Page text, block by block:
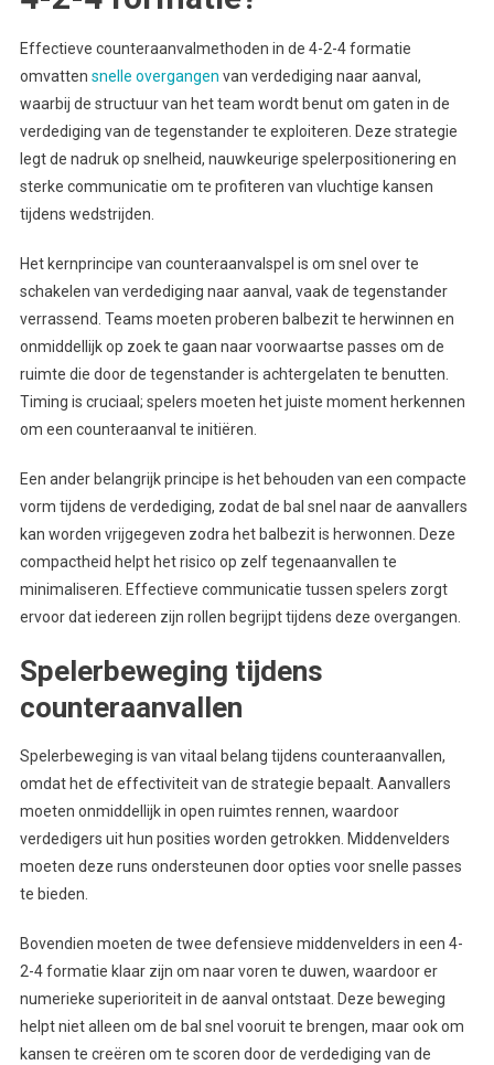
Effectieve counteraanvalmethoden in de 4-2-4 formatie
omvatten snelle overgangen van verdediging naar aanval,
waarbij de structuur van het team wordt benut om gaten in de
verdediging van de tegenstander te exploiteren. Deze strategie
legt de nadruk op snelheid, nauwkeurige spelerpositionering en
sterke communicatie om te profiteren van vluchtige kansen
tijdens wedstrijden.
Het kernprincipe van counteraanvalspel is om snel over te
schakelen van verdediging naar aanval, vaak de tegenstander
verrassend. Teams moeten proberen balbezit te herwinnen en
onmiddellijk op zoek te gaan naar voorwaartse passes om de
ruimte die door de tegenstander is achtergelaten te benutten.
Timing is cruciaal; spelers moeten het juiste moment herkennen
om een counteraanval te initiëren.
Een ander belangrijk principe is het behouden van een compacte
vorm tijdens de verdediging, zodat de bal snel naar de aanvallers
kan worden vrijgegeven zodra het balbezit is herwonnen. Deze
compactheid helpt het risico op zelf tegenaanvallen te
minimaliseren. Effectieve communicatie tussen spelers zorgt
ervoor dat iedereen zijn rollen begrijpt tijdens deze overgangen.
Spelerbeweging tijdens
counteraanvallen
Spelerbeweging is van vitaal belang tijdens counteraanvallen,
omdat het de effectiviteit van de strategie bepaalt. Aanvallers
moeten onmiddellijk in open ruimtes rennen, waardoor
verdedigers uit hun posities worden getrokken. Middenvelders
moeten deze runs ondersteunen door opties voor snelle passes
te bieden.
Bovendien moeten de twee defensieve middenvelders in een 4-
2-4 formatie klaar zijn om naar voren te duwen, waardoor er
numerieke superioriteit in de aanval ontstaat. Deze beweging
helpt niet alleen om de bal snel vooruit te brengen, maar ook om
kansen te creëren om te scoren door de verdediging van de